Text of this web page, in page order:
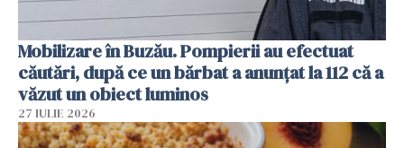
Mobilizare în Buzău. Pompierii au efectuat
căutări, după ce un bărbat a anunțat la 112 că a
văzut un obiect luminos
27 IULIE 2026